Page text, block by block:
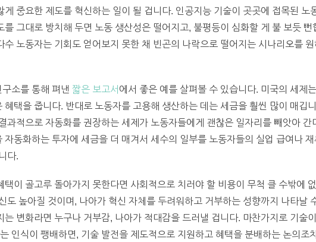
게 중요한 제도를 혁신하는 일이 될 겁니다. 인공지능 기술이 곳곳에 접목된 노
그대로 방치해 두면 노동 생산성은 떨어지고, 불평등이 심화할 게 불 보듯 뻔
노동자는 기회도 얻어보지 못한 채 빈곤의 나락으로 떨어지는 시나리오를
소를 통해 펴낸 짧은 보고서 에서 좋은 예를 살펴볼 수 있습니다. 미국의 세제
택을 줍니다. 반대로 노동자를 고용해 생산하는 데는 세금을 훨씬 많이 매깁
과적으로 자동화를 권장하는 세제가 노동자들에게 괜찮은 일자리를 빼앗아 간
자동화하는 투자에 세금을 더 매겨서 세수의 일부를 노동자들의 실업 급여나
다.
택이 골고루 돌아가지 못한다면 사회적으로 치러야 할 비용이 무척 클 수밖에
도 높아질 것이며, 나아가 혁신 자체를 두려워하고 거부하는 성향까지 나타날
는 변화라면 누구나 거부감, 나아가 적대감을 드러낼 겁니다. 마찬가지로 기술
인식이 팽배하면, 기술 발전을 제도적으로 지원하고 혜택을 분배하는 논의조